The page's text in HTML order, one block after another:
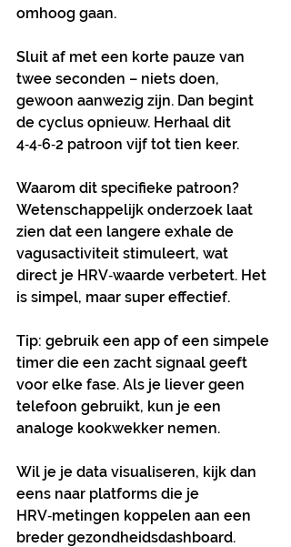
omhoog gaan.
Sluit af met een korte pauze van
twee seconden – niets doen,
gewoon aanwezig zijn. Dan begint
de cyclus opnieuw. Herhaal dit
4‑4‑6‑2 patroon vijf tot tien keer.
Waarom dit specifieke patroon?
Wetenschappelijk onderzoek laat
zien dat een langere exhale de
vagusactiviteit stimuleert, wat
direct je HRV‑waarde verbetert. Het
is simpel, maar super effectief.
Tip: gebruik een app of een simpele
timer die een zacht signaal geeft
voor elke fase. Als je liever geen
telefoon gebruikt, kun je een
analoge kookwekker nemen.
Wil je je data visualiseren, kijk dan
eens naar platforms die je
HRV‑metingen koppelen aan een
breder gezondheidsdashboard.